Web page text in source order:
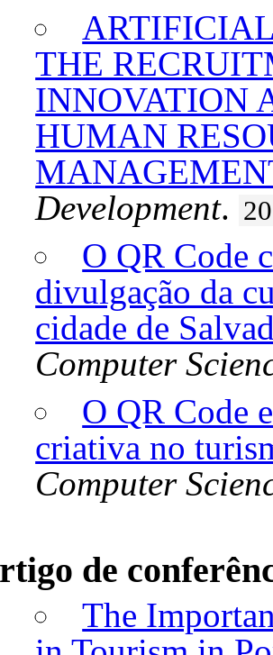
THE
INNOVATION
HUMAN
Development.
O QR Code
divulgação da
cidade de
Computer
O QR Code
criativa no
Computer
de
The